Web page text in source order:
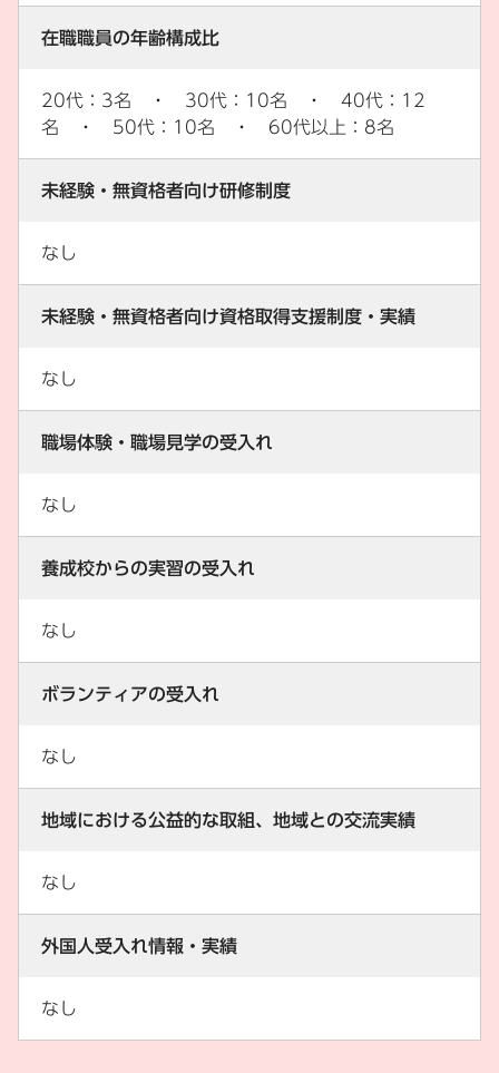
在職職員の年齢構成比
20代：3名 ・ 30代：10名 ・ 40代：12
名 ・ 50代：10名 ・ 60代以上：8名
未経験・無資格者向け研修制度
なし
未経験・無資格者向け資格取得支援制度・実績
なし
職場体験・職場見学の受入れ
なし
養成校からの実習の受入れ
なし
ボランティアの受入れ
なし
地域における公益的な取組、地域との交流実績
なし
外国人受入れ情報・実績
なし